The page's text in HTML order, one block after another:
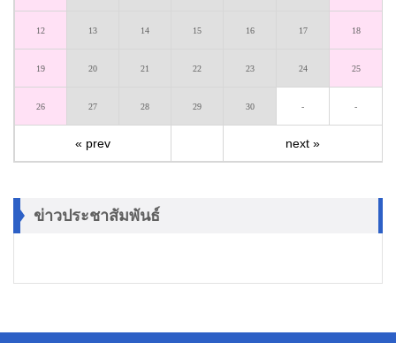
12 13 14 15 16 17 18
19 20 21 22 23 24 25
26 27 28 29 30 - -
« prev next »
ข่าวประชาสัมพันธ์